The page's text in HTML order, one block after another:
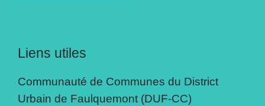
Liens utiles
Communauté de Communes du District
Urbain de Faulquemont (DUF-CC)